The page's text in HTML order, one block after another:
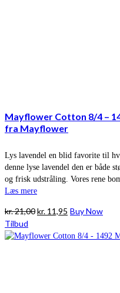
Mayflower Cotton 8/4 –
fra Mayflower
Lys lavendel en blid favorite til
denne lyse lavendel den er både
og frisk udstråling. Vores rene
Læs mere
kr.21,00Den
pris
kr. 11,95 Den
pris
Buy Now
Tilbud